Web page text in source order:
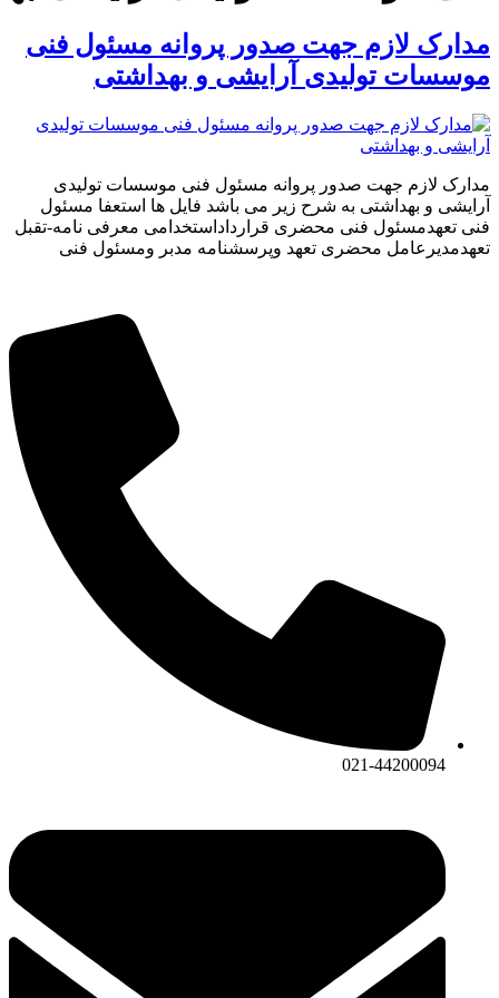
جهت صدور پروانه مسئول فنی
تولیدی آرایشی و بهداشتی
جهت صدور پروانه مسئول فنی موسسات تولیدی
به شرح زیر می باشد فایل ها استعفا مسئول
فنی محضری قرارداداستخدامی معرفی نامه-تقبل
محضری تعهد وپرسشنامه مدبر ومسئول فنی
021-